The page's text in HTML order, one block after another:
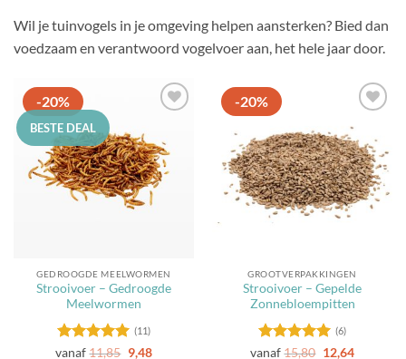
Wil je tuinvogels in je omgeving helpen aansterken? Bied dan
voedzaam en verantwoord vogelvoer aan, het hele jaar door.
-20%
BESTE DEAL
favorieten
GEDROOGDE MEELWORMEN
Strooivoer – Gedroogde
Meelwormen
Gewaardeerd
(11)
vanaf 11,85 9,48
-20%
aan
favorieten
GROOTVERPAKKINGEN
Strooivoer – Gepelde
Zonnebloempitten
Gewaardeerd
(6)
vanaf 15,80 12,64